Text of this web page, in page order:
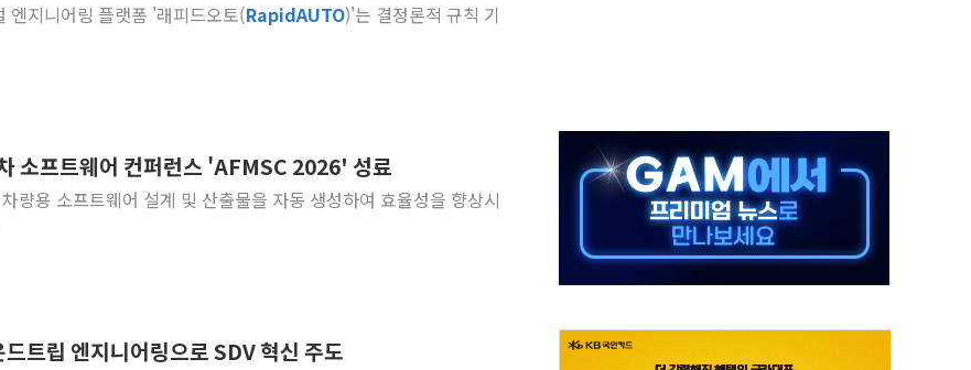
주말 무더위·열대야 지속…내륙 곳곳 소나기
한상협, 업계 개인정보 보안 새판 짠다…'자율규제단체' 타진
민주당, 오늘 제주·인천 경선 발표...김민석 '재역전' vs 정청래 '격차 확대'
뉴욕증시, 고용 쇼크에 금리 인상 우려 후퇴…S&P500 최고치
트럼프, 쿡 연준 이사 해임 재추진…"26일까지 의혹 소명" 요구
엔지니어링 플랫폼 '래피드오토(RapidAUTO)'는 결정론적 규칙 기
소프트웨어 컨퍼런스 'AFMSC 2026' 성료
량용 소프트웨어 설계 및 산출물을 자동 생성하여 효율성을 향상시
트립 엔지니어링으로 SDV 혁신 주도